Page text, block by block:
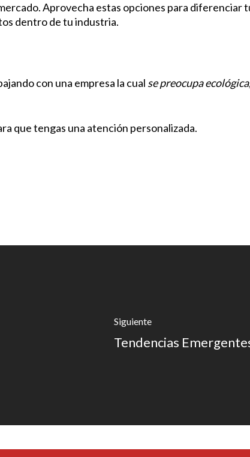
Aprovecha estas opciones para diferenciar
dentro de tu industria.
con una empresa la cual se preocupa
que tengas una atención personalizada.
Siguiente
Tendencias